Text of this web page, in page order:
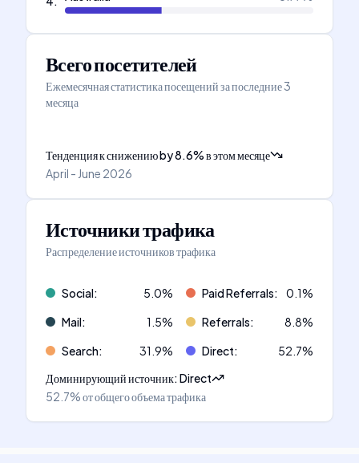
Всего посетителей
Ежемесячная статистика посещений за последние 3
месяца
Тенденция к снижениюby8.6%в этом месяце
April - June 2026
Источники трафика
Распределение источников трафика
Social: 5.0% Paid Referrals: 0.1%
Mail: 1.5% Referrals: 8.8%
Search: 31.9% Direct: 52.7%
Доминирующий источник:Direct
52.7%от общего объема трафика